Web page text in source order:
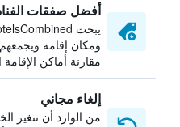
أفضل صفقات
ومكان إقامة
مقارنة أماكن الإقامة
إلغاء مجاني
من الوارد أن تتغير